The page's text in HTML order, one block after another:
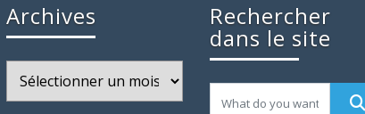
Archives Rechercher
dans le site